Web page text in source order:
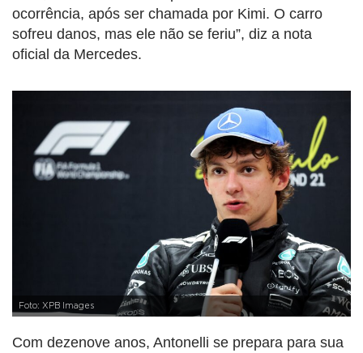
ocorrência, após ser chamada por Kimi. O carro
sofreu danos, mas ele não se feriu”, diz a nota
oficial da Mercedes.
Foto: XPB Images
Com dezenove anos, Antonelli se prepara para sua